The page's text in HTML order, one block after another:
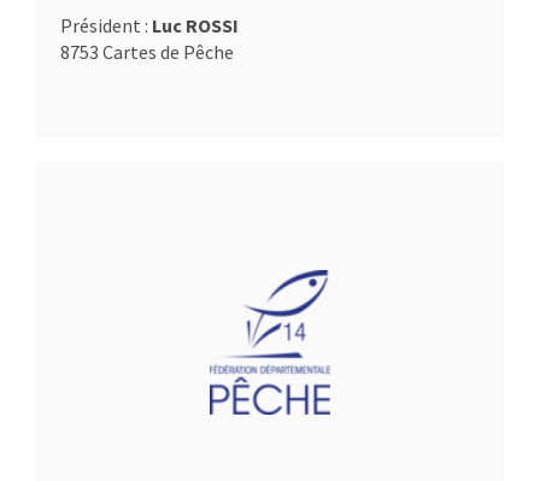
Président : Luc ROSSI
8753 Cartes de Pêche